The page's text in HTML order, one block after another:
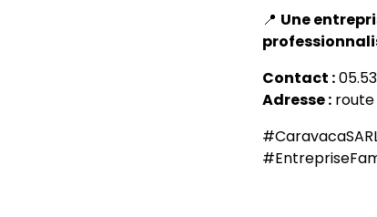
📍 Une
Contact :
Adresse : route